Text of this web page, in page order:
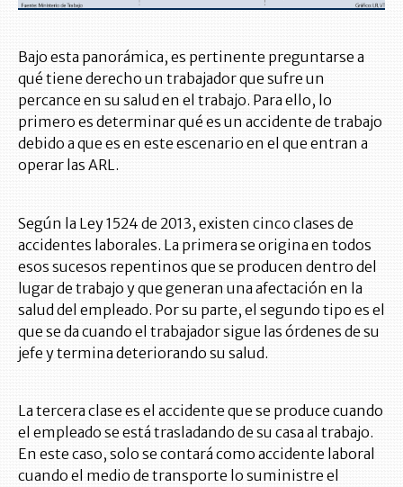
Bajo esta panorámica, es pertinente preguntarse a
qué tiene derecho un trabajador que sufre un
percance en su salud en el trabajo. Para ello, lo
primero es determinar qué es un accidente de trabajo
debido a que es en este escenario en el que entran a
operar las ARL.
Según la Ley 1524 de 2013, existen cinco clases de
accidentes laborales. La primera se origina en todos
esos sucesos repentinos que se producen dentro del
lugar de trabajo y que generan una afectación en la
salud del empleado. Por su parte, el segundo tipo es el
que se da cuando el trabajador sigue las órdenes de su
jefe y termina deteriorando su salud.
La tercera clase es el accidente que se produce cuando
el empleado se está trasladando de su casa al trabajo.
En este caso, solo se contará como accidente laboral
cuando el medio de transporte lo suministre el